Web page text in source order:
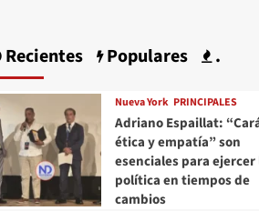
Recientes Populares .
Nueva York PRINCIPALES
Adriano Espaillat:
ética y empatía” son
esenciales para ejercer
política en tiempos de
cambios